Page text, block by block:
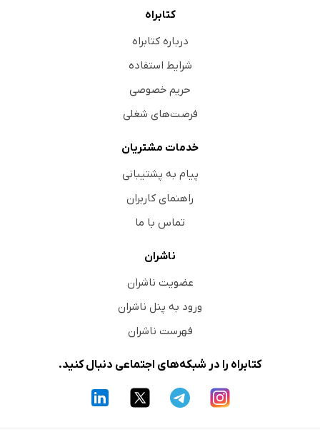
کتابراه
درباره کتابراه
شرایط استفاده
حریم خصوصی
فرصت‌های شغلی
خدمات مشتریان
پیام به پشتیبانی
راهنمای کاربران
تماس با ما
ناشران
عضویت ناشران
ورود به پنل ناشران
فهرست ناشران
کتابراه را در شبکه‌های اجتماعی دنبال کنید.